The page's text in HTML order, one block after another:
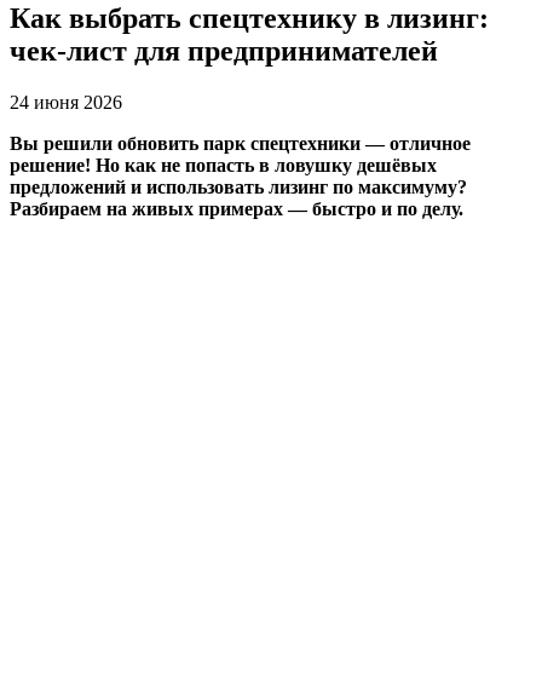
Как выбрать спецтехнику в лизинг:
чек‑лист для предпринимателей
24 июня 2026
Вы решили обновить парк спецтехники — отличное
решение! Но как не попасть в ловушку дешёвых
предложений и использовать лизинг по максимуму?
Разбираем на живых примерах — быстро и по делу.